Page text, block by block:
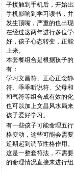
子接触到手机后，开始
手机影响到学习读书，
发生顶嘴，严重的也出
在经过这两年进行多位
好，孩子心态转变，正
上来。
本套餐组合是根据孩子
有：
学习文昌符、正心正念
符、乖乖听说符、父母
和气符等组合成有效的化
也可以加上文昌风水局
孩子爱好学习。
有一些孩子可能命理五
格变动，这些可能会需
逆期起到调节性格作用。
这是一整套符法，不需
的命理情况直接来进行